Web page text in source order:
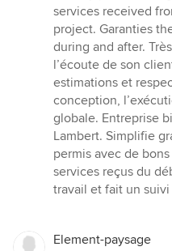
services received
project. Garanties
during and after.
l’écoute de son
estimations et
conception,
globale. Entreprise
Lambert. Simplifie
permis avec de
services reçus du
travail et fait un
Element-paysage